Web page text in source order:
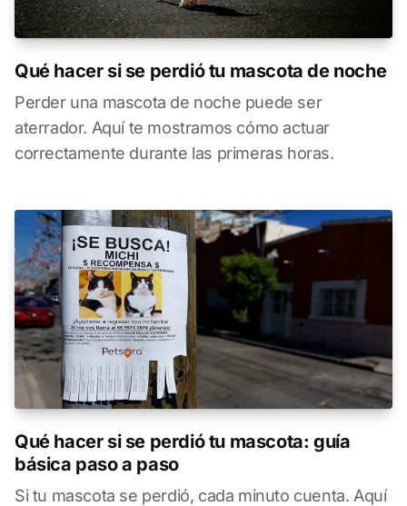
Qué hacer si se perdió tu mascota de noche
Perder una mascota de noche puede ser
aterrador. Aquí te mostramos cómo actuar
correctamente durante las primeras horas.
Qué hacer si se perdió tu mascota: guía
básica paso a paso
Si tu mascota se perdió, cada minuto cuenta. Aquí